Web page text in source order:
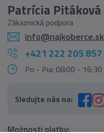
Patrícia Pitáková
Zákaznická podpora
info@najkoberce.sk
+421 222 205 857
Po - Pia: 08:00 - 16:30
Sledujte nás na:
Možnosti platby: